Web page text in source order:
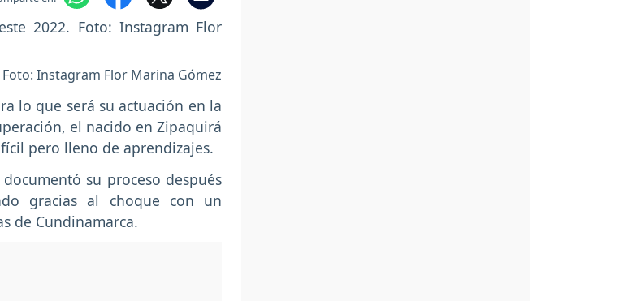
Instagram Flor Marina Gómez
lo que será su actuación en la
el nacido en Zipaquirá
pero lleno de aprendizajes.
documentó su proceso después
gracias al choque con un
de Cundinamarca.